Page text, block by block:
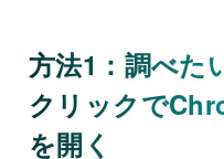
方法1：調べた
クリックで
を開く